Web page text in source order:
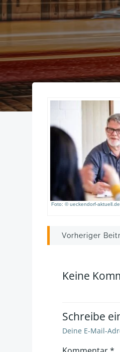
Foto: © ueckendorf-aktuell.de
Post
Vorheriger
Keine
Schreibe
Deine E-Mail-